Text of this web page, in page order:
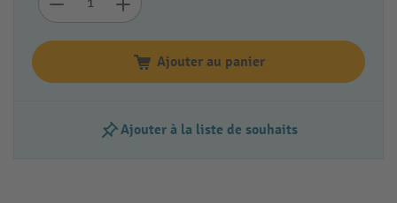
Ajouter au panier
Ajouter à la liste de souhaits